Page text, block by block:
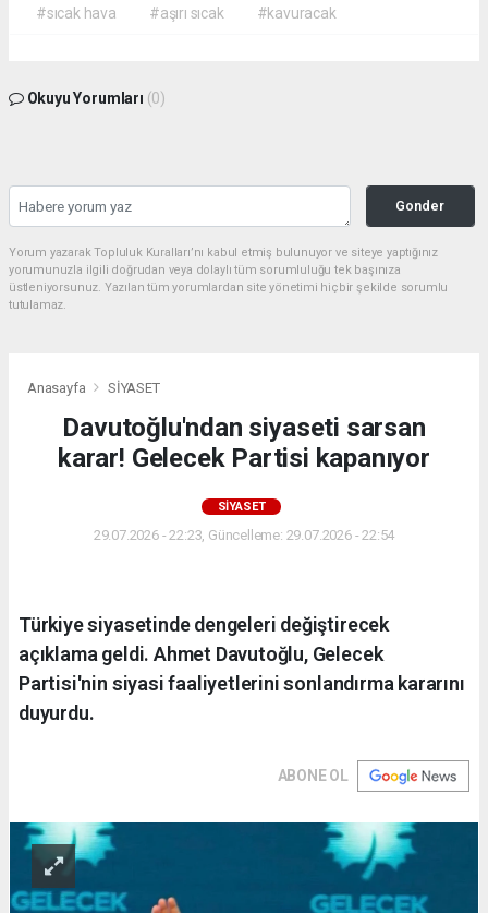
#sıcak hava
#aşırı sıcak #kavuracak
Okuyu Yorumları (0)
Gonder
Yorum yazarak Topluluk Kuralları’nı kabul etmiş bulunuyor ve siteye yaptığınız
yorumunuzla ilgili doğrudan veya dolaylı tüm sorumluluğu tek başınıza
üstleniyorsunuz. Yazılan tüm yorumlardan site yönetimi hiçbir şekilde sorumlu
tutulamaz.
Anasayfa SİYASET
Davutoğlu'ndan siyaseti sarsan
karar! Gelecek Partisi kapanıyor
SİYASET
29.07.2026 - 22:23, Güncelleme: 29.07.2026 - 22:54
Türkiye siyasetinde dengeleri değiştirecek
açıklama geldi. Ahmet Davutoğlu, Gelecek
Partisi'nin siyasi faaliyetlerini sonlandırma kararını
duyurdu.
ABONE OL